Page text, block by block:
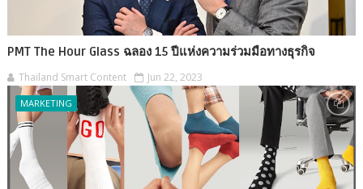
PMT The Hour Glass ฉลอง 15 ปีแห่งความร่วมมือทางธุรกิจ
Thailand Smart Content Jun 22, 2023
MARKETING